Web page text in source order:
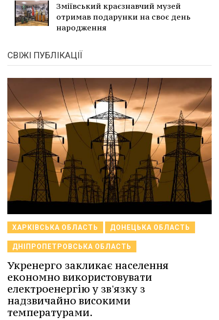
Зміївський краєзнавчий музей
отримав подарунки на своє день
народження
СВІЖІ ПУБЛІКАЦІЇ
ХАРКІВСЬКА ОБЛАСТЬ ДОНЕЦЬКА ОБЛАСТЬ
ДНІПРОПЕТРОВСЬКА ОБЛАСТЬ
Укренерго закликає населення
економно використовувати
електроенергію у зв'язку з
надзвичайно високими
температурами.